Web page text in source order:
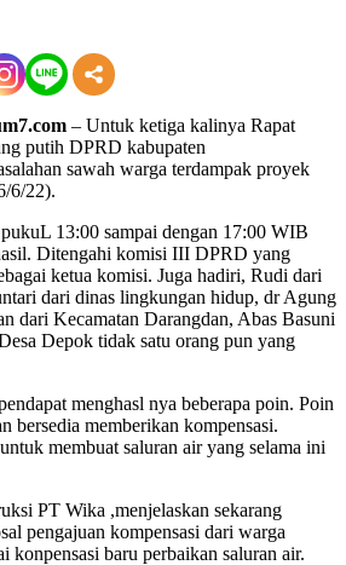
– Untuk ketiga kalinya Rapat
putih DPRD kabupaten
sawah warga terdampak proyek
6/22).
13:00 sampai dengan 17:00 WIB
Ditengahi komisi III DPRD yang
ketua komisi. Juga hadiri, Rudi dari
dari dinas lingkungan hidup, dr Agung
dari Kecamatan Darangdan, Abas Basuni
Depok tidak satu orang pun yang
menghasl nya beberapa poin. Poin
bersedia memberikan kompensasi.
membuat saluran air yang selama ini
PT Wika ,menjelaskan sekarang
pengajuan kompensasi dari warga
konpensasi baru perbaikan saluran air.